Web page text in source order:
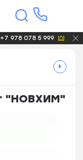
978 078 5 999
"НОВХИМ"